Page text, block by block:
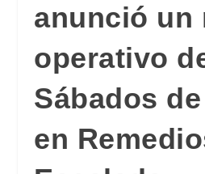
anunció un
operativo
Sábados
en